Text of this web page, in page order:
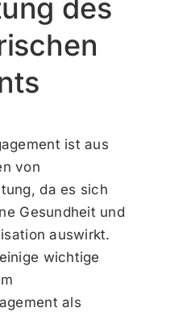
des
ist aus
von
da es sich
Gesundheit und
auswirkt.
wichtige
als